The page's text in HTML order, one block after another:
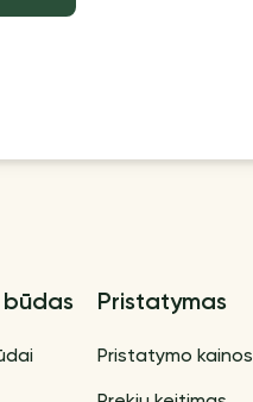
būdas Pristatymas
Pristatymo kainos